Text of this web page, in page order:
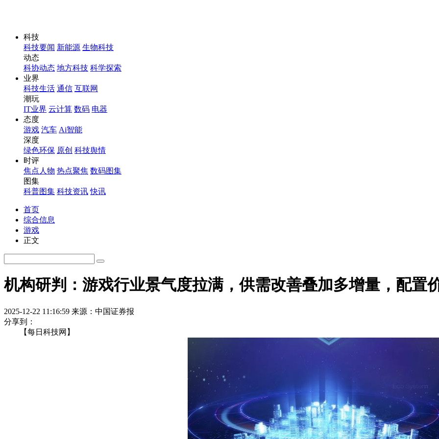
科技
科技要闻 新能源 生物科技
动态
科协动态 地方科技 科学探索
业界
科技生活 通信 互联网
潮玩
IT业界 云计算 数码 电器
态度
游戏 汽车 Ai智能
深度
绿色环保 原创 科技舆情
时评
焦点人物 热点聚焦 数码图集
图集
科普图集 科技资讯 快讯
首页
综合信息
游戏
正文
机构研判：游戏行业景气度拉满，供需改善叠加多增量，配置
2025-12-22 11:16:59 来源：中国证券报
分享到：
【每日科技网】